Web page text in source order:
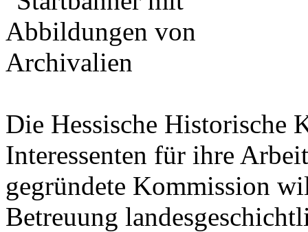
Die Hessische Historische
Interessenten für ihre
gegründete Kommission
Betreuung